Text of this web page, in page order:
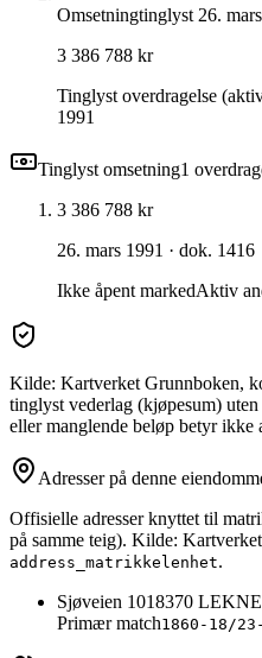
Omsetningtinglyst 26.
3 386 788 kr
Tinglyst overdragelse
1991
Tinglyst omsetning1
3 386 788 kr
26. mars 1991 · dok. 1416
Ikke åpent markedAktiv
Kilde: Kartverket Grunnboken,
tinglyst vederlag (kjøpesum)
eller manglende beløp betyr ikke
Adresser på denne
Offisielle adresser knyttet til
på samme teig). Kilde:
address_matrikkelenhet.
Sjøveien 1018370
Primær match1860-18/